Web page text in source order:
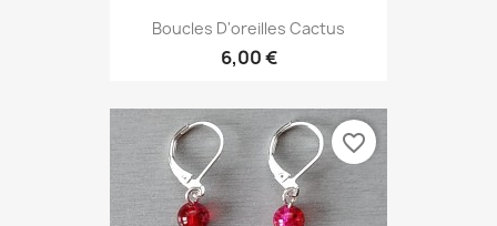
Boucles D'oreilles Cactus
6,00 €
favorite_border